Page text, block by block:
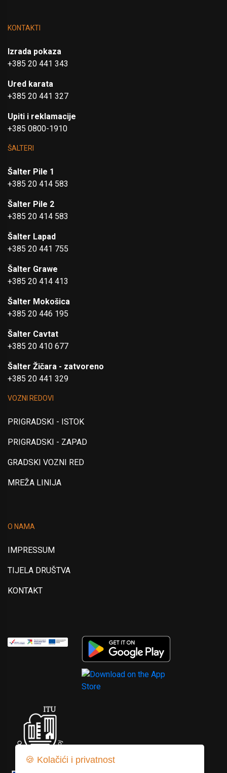
KONTAKTI
Izrada pokaza
+385 20 441 343
Ured karata
+385 20 441 327
Upiti i reklamacije
+385 0800-1910
ŠALTERI
Šalter Pile 1
+385 20 414 583
Šalter Pile 2
+385 20 414 583
Šalter Lapad
+385 20 441 755
Šalter Grawe
+385 20 414 413
Šalter Mokošica
+385 20 446 195
Šalter Cavtat
+385 20 410 677
Šalter Žičara - zatvoreno
+385 20 441 329
VOZNI REDOVI
PRIGRADSKI - ISTOK
PRIGRADSKI - ZAPAD
GRADSKI VOZNI RED
MREŽA LINIJA
O NAMA
IMPRESSUM
TIJELA DRUŠTVA
KONTAKT
🍪 Kolačići i privatnost